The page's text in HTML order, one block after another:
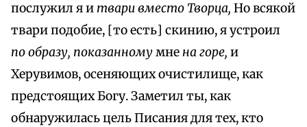
послужил я и твари вместо Творца, Но всякой
твари подобие, [то есть] скинию, я устроил
по образу, показанномумне на горе, и
Херувимов, осеняющих очистилище, как
предстоящих Богу. Заметил ты, как
обнаружилась цель Писания для тех, кто